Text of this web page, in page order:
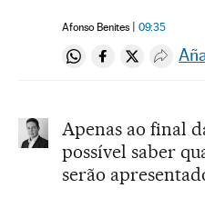
Afonso Benites 09:35
Compartir en
Compartir en
Compartir
Apenas ao final
possível saber
serão